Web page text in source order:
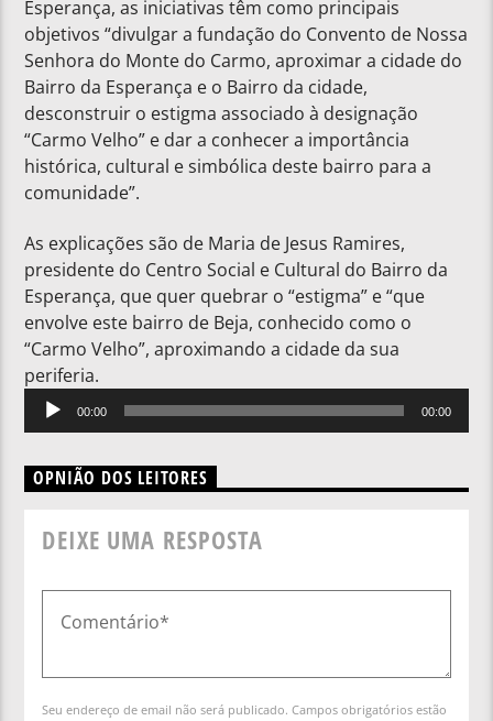
Esperança, as iniciativas têm como principais
objetivos “divulgar a fundação do Convento de Nossa
Senhora do Monte do Carmo, aproximar a cidade do
Bairro da Esperança e o Bairro da cidade,
desconstruir o estigma associado à designação
“Carmo Velho” е dar a conhecer a importância
histórica, cultural e simbólica deste bairro para a
comunidade”.
As explicações são de Maria de Jesus Ramires,
presidente do Centro Social e Cultural do Bairro da
Esperança, que quer quebrar o “estigma” e “que
envolve este bairro de Beja, conhecido como o
“Carmo Velho”, aproximando a cidade da sua
periferia.
Reprodutor
de
00:00 00:00
OPNIÃO DOS LEITORES
DEIXE UMA RESPOSTA
Seu endereço de email não será publicado. Campos obrigatórios estão